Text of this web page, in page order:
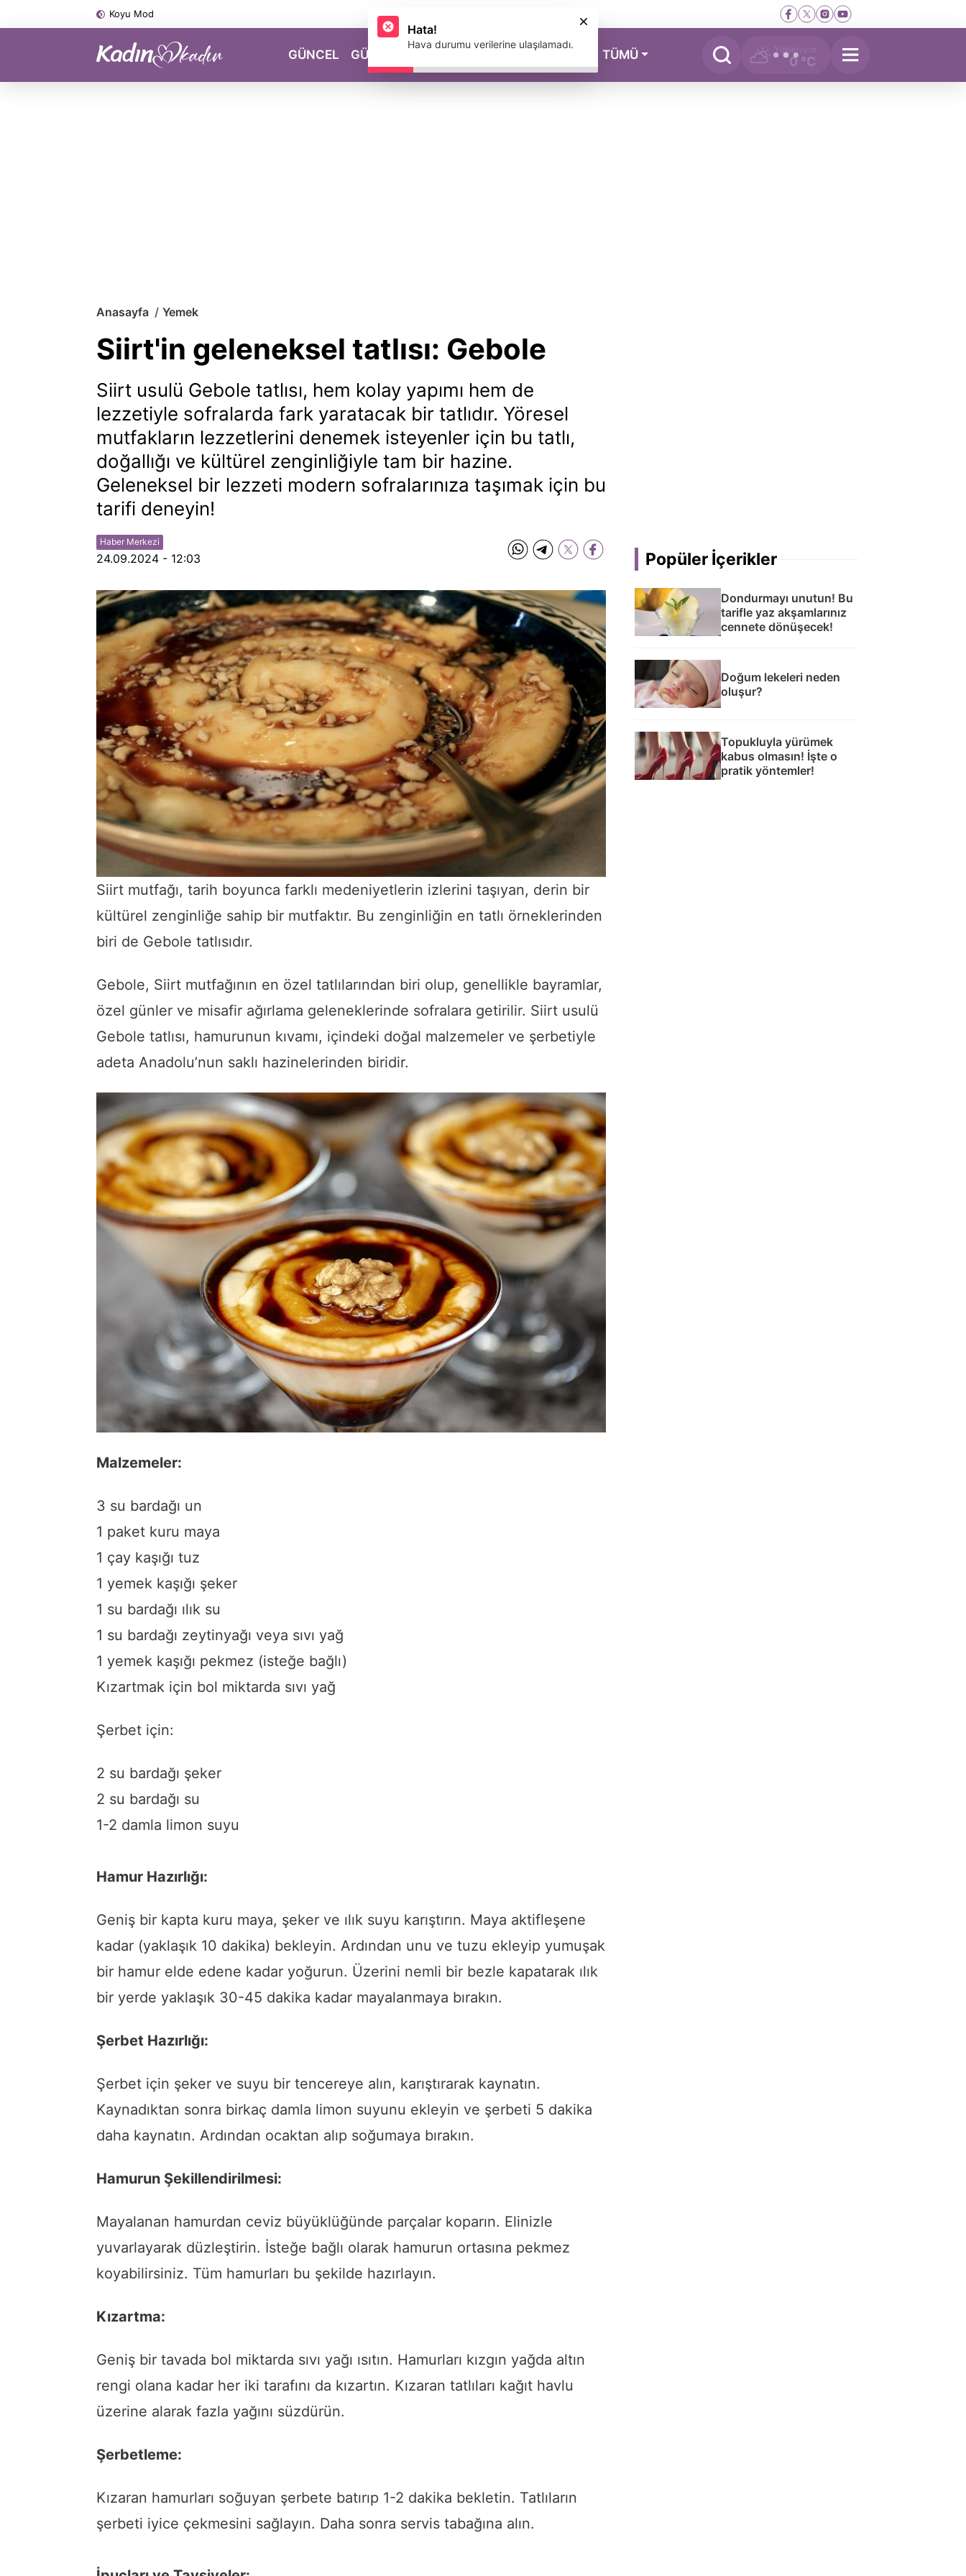
Koyu Mod
GÜNCEL GÜZELLİK MAGAZİN TÜMÜ Yükleniyor
0 °C
Anasayfa Yemek
Siirt'in geleneksel tatlısı: Gebole
Siirt usulü Gebole tatlısı, hem kolay yapımı hem de
lezzetiyle sofralarda fark yaratacak bir tatlıdır. Yöresel
mutfakların lezzetlerini denemek isteyenler için bu tatlı,
doğallığı ve kültürel zenginliğiyle tam bir hazine.
Geleneksel bir lezzeti modern sofralarınıza taşımak için bu
tarifi deneyin!
Haber Merkezi
24.09.2024 - 12:03
Siirt mutfağı, tarih boyunca farklı medeniyetlerin izlerini taşıyan, derin bir
kültürel zenginliğe sahip bir mutfaktır. Bu zenginliğin en tatlı örneklerinden
biri de Gebole tatlısıdır.
Gebole, Siirt mutfağının en özel tatlılarından biri olup, genellikle bayramlar,
özel günler ve misafir ağırlama geleneklerinde sofralara getirilir. Siirt usulü
Gebole tatlısı, hamurunun kıvamı, içindeki doğal malzemeler ve şerbetiyle
adeta Anadolu’nun saklı hazinelerinden biridir.
Malzemeler:
3 su bardağı un
1 paket kuru maya
1 çay kaşığı tuz
1 yemek kaşığı şeker
1 su bardağı ılık su
1 su bardağı zeytinyağı veya sıvı yağ
1 yemek kaşığı pekmez (isteğe bağlı)
Kızartmak için bol miktarda sıvı yağ
Şerbet için:
2 su bardağı şeker
2 su bardağı su
1-2 damla limon suyu
Hamur Hazırlığı:
Geniş bir kapta kuru maya, şeker ve ılık suyu karıştırın. Maya aktifleşene
kadar (yaklaşık 10 dakika) bekleyin. Ardından unu ve tuzu ekleyip yumuşak
bir hamur elde edene kadar yoğurun. Üzerini nemli bir bezle kapatarak ılık
bir yerde yaklaşık 30-45 dakika kadar mayalanmaya bırakın.
Şerbet Hazırlığı:
Şerbet için şeker ve suyu bir tencereye alın, karıştırarak kaynatın.
Kaynadıktan sonra birkaç damla limon suyunu ekleyin ve şerbeti 5 dakika
daha kaynatın. Ardından ocaktan alıp soğumaya bırakın.
Hamurun Şekillendirilmesi:
Mayalanan hamurdan ceviz büyüklüğünde parçalar koparın. Elinizle
yuvarlayarak düzleştirin. İsteğe bağlı olarak hamurun ortasına pekmez
koyabilirsiniz. Tüm hamurları bu şekilde hazırlayın.
Kızartma:
Geniş bir tavada bol miktarda sıvı yağı ısıtın. Hamurları kızgın yağda altın
rengi olana kadar her iki tarafını da kızartın. Kızaran tatlıları kağıt havlu
üzerine alarak fazla yağını süzdürün.
Şerbetleme:
Kızaran hamurları soğuyan şerbete batırıp 1-2 dakika bekletin. Tatlıların
şerbeti iyice çekmesini sağlayın. Daha sonra servis tabağına alın.
Popüler İçerikler
Dondurmayı unutun! Bu
tarifle yaz akşamlarınız
cennete dönüşecek!
Doğum lekeleri neden
oluşur?
Topukluyla yürümek
kabus olmasın! İşte o
pratik yöntemler!
Hava durumu verilerine ulaşılamadı.